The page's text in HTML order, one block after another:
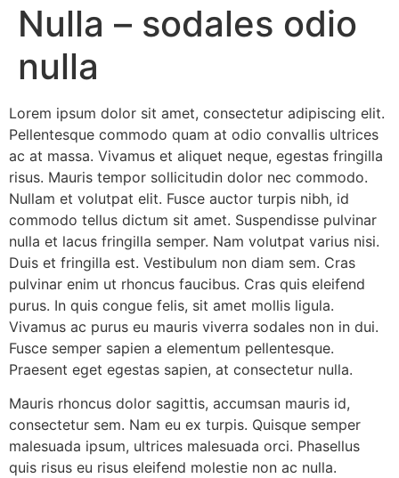
Nulla – sodales odio
nulla
Lorem ipsum dolor sit amet, consectetur adipiscing elit.
Pellentesque commodo quam at odio convallis ultrices
ac at massa. Vivamus et aliquet neque, egestas fringilla
risus. Mauris tempor sollicitudin dolor nec commodo.
Nullam et volutpat elit. Fusce auctor turpis nibh, id
commodo tellus dictum sit amet. Suspendisse pulvinar
nulla et lacus fringilla semper. Nam volutpat varius nisi.
Duis et fringilla est. Vestibulum non diam sem. Cras
pulvinar enim ut rhoncus faucibus. Cras quis eleifend
purus. In quis congue felis, sit amet mollis ligula.
Vivamus ac purus eu mauris viverra sodales non in dui.
Fusce semper sapien a elementum pellentesque.
Praesent eget egestas sapien, at consectetur nulla.
Mauris rhoncus dolor sagittis, accumsan mauris id,
consectetur sem. Nam eu ex turpis. Quisque semper
malesuada ipsum, ultrices malesuada orci. Phasellus
quis risus eu risus eleifend molestie non ac nulla.